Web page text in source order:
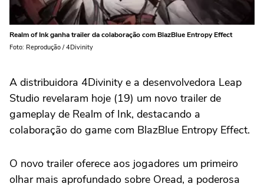
Realm of Ink ganha trailer da colaboração com BlazBlue Entropy Effect
Foto: Reprodução / 4Divinity
A distribuidora 4Divinity e a desenvolvedora Leap
Studio revelaram hoje (19) um novo trailer de
gameplay de Realm of Ink, destacando a
colaboração do game com BlazBlue Entropy Effect.
O novo trailer oferece aos jogadores um primeiro
olhar mais aprofundado sobre Oread, a poderosa